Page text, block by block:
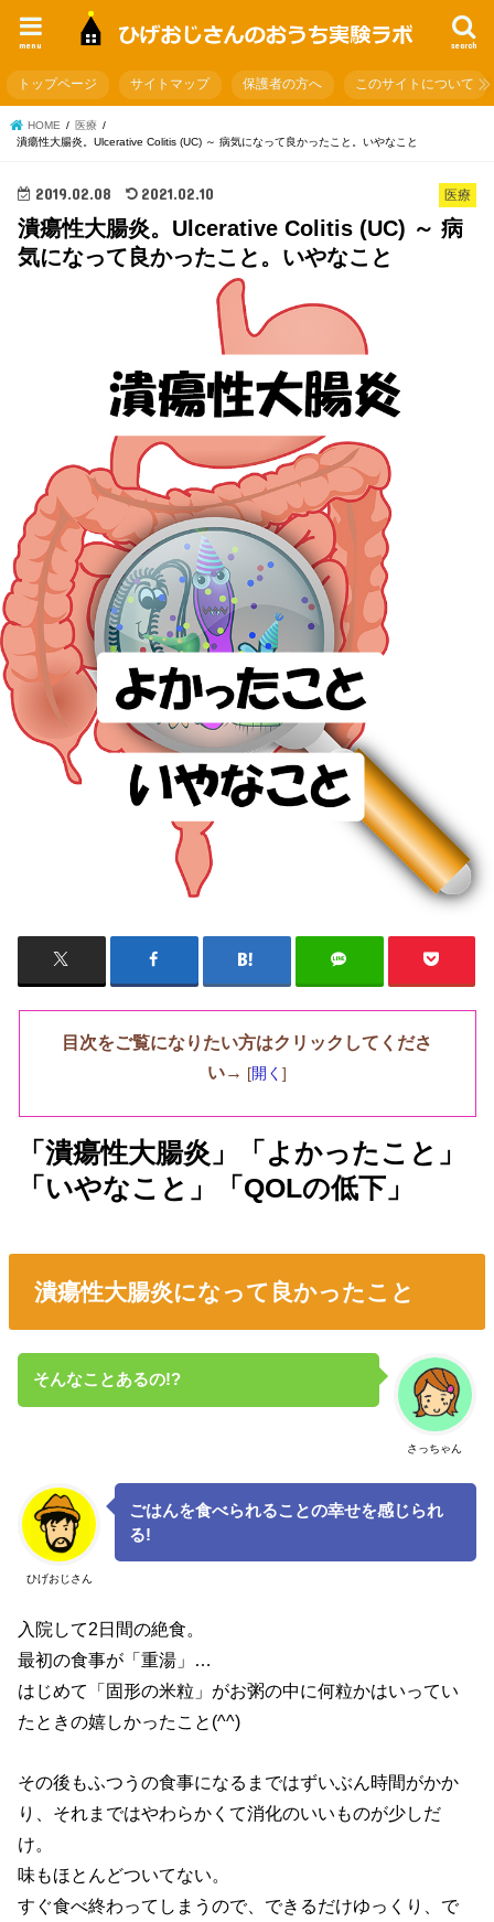
search
menu
トップページ サイトマップ 保護者の方へ このサイトについて
HOME
医療
潰瘍性大腸炎。Ulcerative Colitis (UC) ～ 病気になって良かったこと。いやなこと
医療
2019.02.08 2021.02.10
潰瘍性大腸炎。Ulcerative Colitis (UC) ～ 病
気になって良かったこと。いやなこと
目次をご覧になりたい方はクリックしてくださ
い→ [開く ]
「潰瘍性大腸炎」「よかったこと」
「いやなこと」「QOLの低下」
潰瘍性大腸炎になって良かったこと
さっちゃん
そんなことあるの!?
ひげおじさん
ごはんを食べられることの幸せを感じられ
る!
入院して2日間の絶食。
最初の食事が「重湯」…
はじめて「固形の米粒」がお粥の中に何粒かはいってい
たときの嬉しかったこと(^^)
その後もふつうの食事になるまではずいぶん時間がかか
り、それまではやわらかくて消化のいいものが少しだ
け。
味もほとんどついてない。
すぐ食べ終わってしまうので、できるだけゆっくり、で